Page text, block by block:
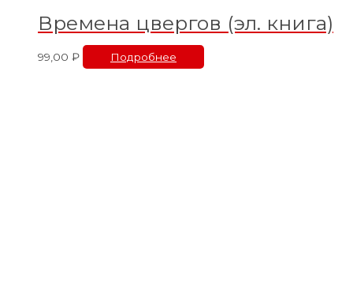
Времена цвергов (эл. книга)
99,00 ₽ Подробнее